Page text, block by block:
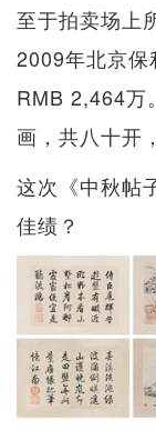
至于拍卖场上
2009年北京保
RMB 2,464万
画，共八十开
这次《中秋帖
佳绩？